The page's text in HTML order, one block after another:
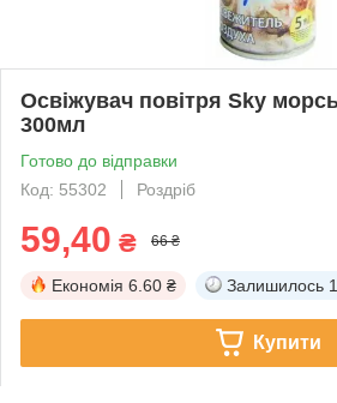
Освіжувач повітря Sky
300мл
Готово до відправки
Код: 55302
Роздріб
59,40 ₴ 66 ₴
Економія 6.60 ₴ Залишилось
Купити